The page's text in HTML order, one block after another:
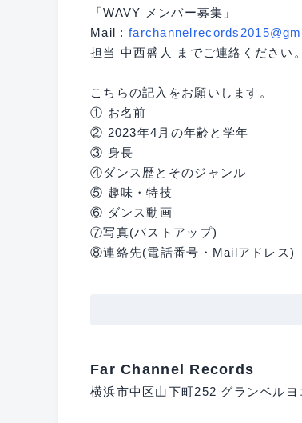
「WAVY メンバー募集」
Mail :
担当 中西盛人 までご連絡ください。
こちらの記入をお願いします。
① お名前
② 2023年4月の年齢と学年
③ 身長
④ダンス歴とそのジャンル
⑤ 趣味・特技
⑥ ダンス動画
⑦写真(バストアップ)
⑧連絡先(電話番号・Mailアドレス)
Far Channel Records
横浜市中区山下町252 グランベルヨ